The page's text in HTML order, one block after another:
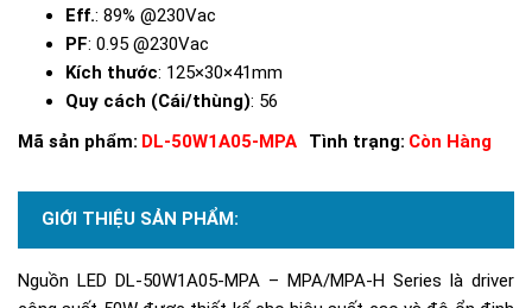
Eff.: 89% @230Vac
PF: 0.95 @230Vac
Kích thước: 125×30×41mm
Quy cách (Cái/thùng): 56
Mã sản phẩm: DL-50W1A05-MPA Tình trạng: Còn Hàng
GIỚI THIỆU SẢN PHẨM:
Nguồn LED DL-50W1A05-MPA – MPA/MPA-H Series là driver